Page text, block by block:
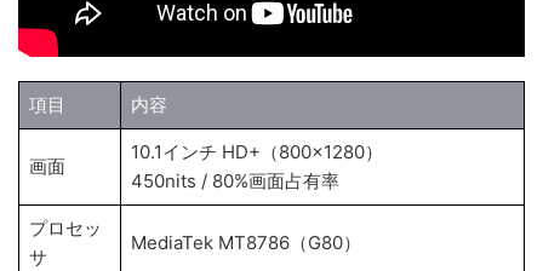
項目 内容
画面
10.1インチ HD+（800×1280）
450nits / 80%画面占有率
プロセッ
サ
MediaTek MT8786（G80）